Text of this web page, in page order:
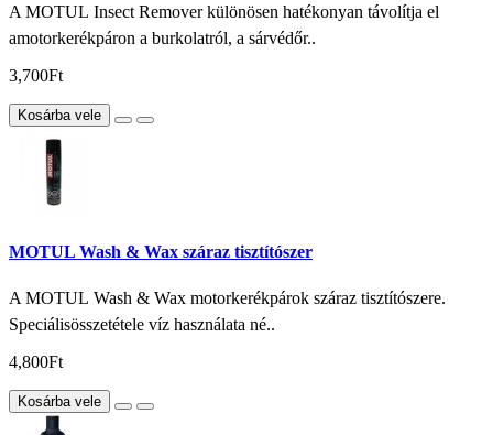
A MOTUL Insect Remover különösen hatékonyan távolítja el
amotorkerékpáron a burkolatról, a sárvédőr..
3,700Ft
Kosárba vele
MOTUL Wash & Wax száraz tisztítószer
A MOTUL Wash & Wax motorkerékpárok száraz tisztítószere.
Speciálisösszetétele víz használata né..
4,800Ft
Kosárba vele